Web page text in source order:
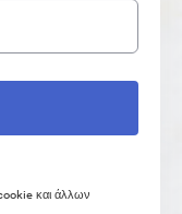
και άλλων